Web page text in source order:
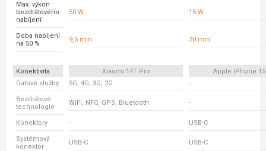
Max. výkon
bezdrátového
nabíjení
50 W 15 W
Doba nabíjení
na 50 %
9,5 min. 30 min.
Konektivita Xiaomi 14T Pro
Apple iPhone
Datové služby
5G, 4G, 3G, 2G -
Bezdrátové
technologie
WiFi, NFC, GPS, Bluetooth -
Konektory - USB-C
Systémový
konektor
USB-C USB-C